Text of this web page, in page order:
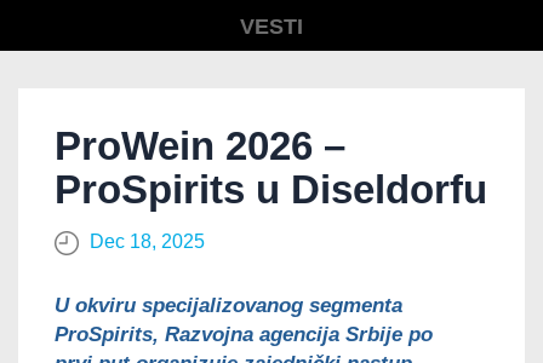
VESTI
ProWein 2026 –
ProSpirits u Diseldorfu
Dec 18, 2025
U okviru specijalizovanog segmenta
ProSpirits, Razvojna agencija Srbije po